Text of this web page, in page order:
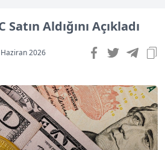
Aldığını Açıkladı
2026